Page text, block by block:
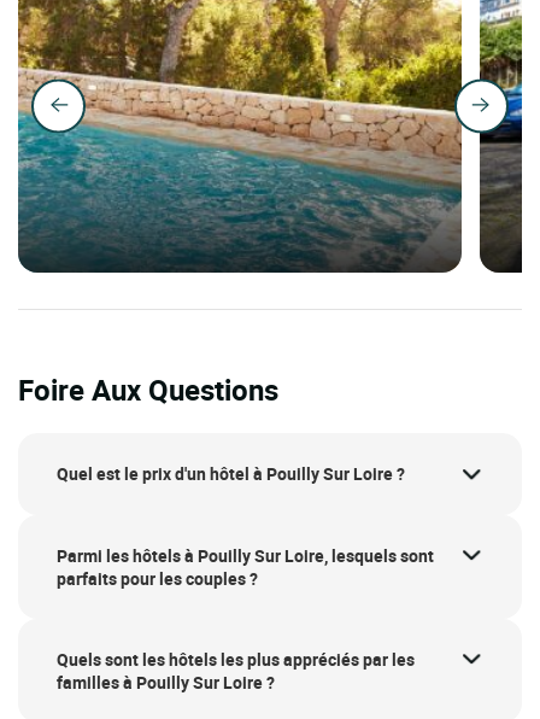
Foire Aux Questions
Quel est le prix d'un hôtel à Pouilly Sur Loire ?
Parmi les hôtels à Pouilly Sur Loire, lesquels sont
parfaits pour les couples ?
Quels sont les hôtels les plus appréciés par les
familles à Pouilly Sur Loire ?